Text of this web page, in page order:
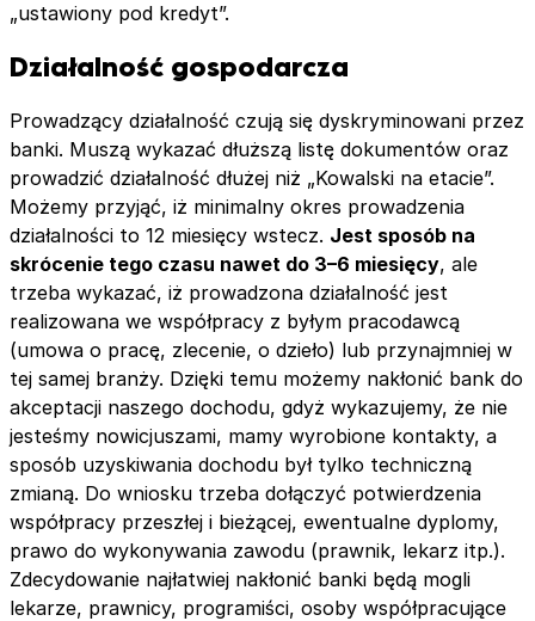
„ustawiony pod kredyt”.
Działalność gospodarcza
Prowadzący działalność czują się dyskryminowani przez
banki. Muszą wykazać dłuższą listę dokumentów oraz
prowadzić działalność dłużej niż „Kowalski na etacie”.
Możemy przyjąć, iż minimalny okres prowadzenia
działalności to 12 miesięcy wstecz. Jest sposób na
skrócenie tego czasu nawet do 3–6 miesięcy, ale
trzeba wykazać, iż prowadzona działalność jest
realizowana we współpracy z byłym pracodawcą
(umowa o pracę, zlecenie, o dzieło) lub przynajmniej w
tej samej branży. Dzięki temu możemy nakłonić bank do
akceptacji naszego dochodu, gdyż wykazujemy, że nie
jesteśmy nowicjuszami, mamy wyrobione kontakty, a
sposób uzyskiwania dochodu był tylko techniczną
zmianą. Do wniosku trzeba dołączyć potwierdzenia
współpracy przeszłej i bieżącej, ewentualne dyplomy,
prawo do wykonywania zawodu (prawnik, lekarz itp.).
Zdecydowanie najłatwiej nakłonić banki będą mogli
lekarze, prawnicy, programiści, osoby współpracujące